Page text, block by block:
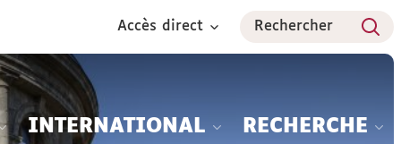
Accès direct Rechercher
INTERNATIONAL
RECHERCHE